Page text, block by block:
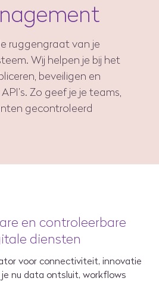
ruggengraat van je
Wij helpen je bij het
beveiligen en
Zo geef je je teams,
gecontroleerd
en controleerbare
diensten
voor connectiviteit, innovatie
nu data ontsluit, workflows